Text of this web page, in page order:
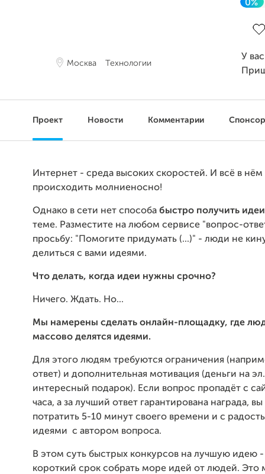
Москва Технологии
0%
У
Проект Новости Комментарии
Интернет - среда высоких скоростей. И всё в
происходить молниеносно!
Однако в сети нет способа быстро получить идеи
теме. Разместите на любом сервисе "вопрос-
просьбу: "Помогите придумать (...)" - люди не
делиться с вами идеями.
Что делать, когда идеи нужны срочно?
Ничего. Ждать. Но...
Мы намерены сделать онлайн-площадку, где
массово делятся идеями.
Для этого людям требуются ограничения
ответ) и дополнительная мотивация (деньги на
интересный подарок). Если вопрос пропадёт с
часа, а за лучший ответ гарантирована награда, вы
потратить 5-10 минут своего времени и с
идеями с автором вопроса.
В этом суть быстрых конкурсов на лучшую идею -
короткий срок собрать море идей от людей. Это